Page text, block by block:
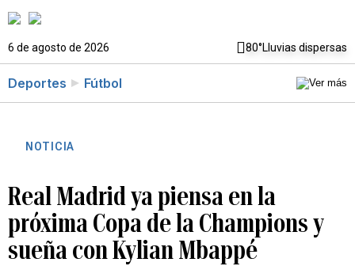
6 de agosto de 2026 80°Lluvias dispersas
Deportes Fútbol
NOTICIA
Real Madrid ya piensa en la
próxima Copa de la Champions y
sueña con Kylian Mbappé